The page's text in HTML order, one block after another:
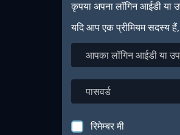
कृपया अपना लॉगिन आईडी या
यदि आप एक प्रीमियम सदस्य
लॉगिन
या
उपनाम
रिमेम्बर मी